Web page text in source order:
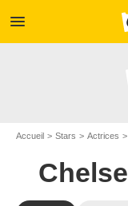
menu
Accueil Stars Actrices